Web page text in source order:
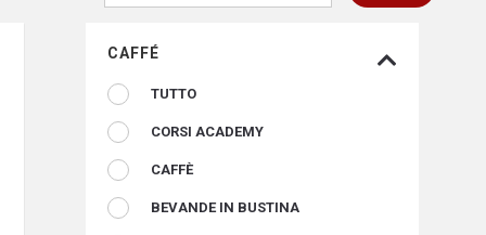
CAFFÉ
TUTTO
CORSI ACADEMY
CAFFÈ
BEVANDE IN BUSTINA